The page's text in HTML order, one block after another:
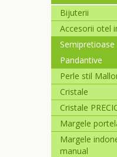
Bijuterii
Accesorii otel
Semipretioase
Pandantive
Perle stil
Cristale
Cristale
Margele
Margele
manual